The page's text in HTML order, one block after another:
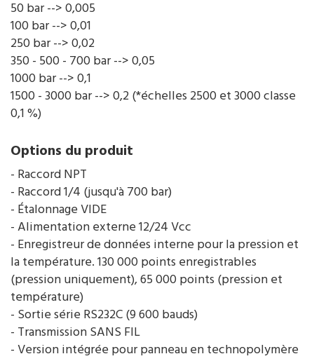
50 bar --> 0,005
100 bar --> 0,01
250 bar --> 0,02
350 - 500 - 700 bar --> 0,05
1000 bar --> 0,1
1500 - 3000 bar --> 0,2 (*échelles 2500 et 3000 classe
0,1 %)
Options du produit
- Raccord NPT
- Raccord 1/4 (jusqu'à 700 bar)
- Étalonnage VIDE
- Alimentation externe 12/24 Vcc
- Enregistreur de données interne pour la pression et
la température. 130 000 points enregistrables
(pression uniquement), 65 000 points (pression et
température)
- Sortie série RS232C (9 600 bauds)
- Transmission SANS FIL
- Version intégrée pour panneau en technopolymère